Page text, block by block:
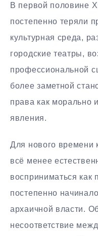
В первой половине
постепенно теряли
культурная среда,
городские театры,
профессиональной
более заметной
права как морально
явления.
Для нового времени
всё менее
восприниматься как
постепенно
архаичной власти.
несоответствие